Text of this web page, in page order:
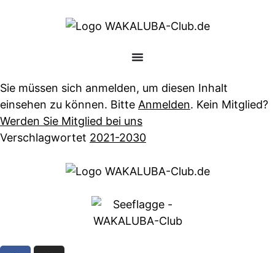
Sie müssen sich anmelden, um diesen Inhalt
einsehen zu können. Bitte Anmelden. Kein Mitglied?
Werden Sie Mitglied bei uns
Verschlagwortet 2021-2030